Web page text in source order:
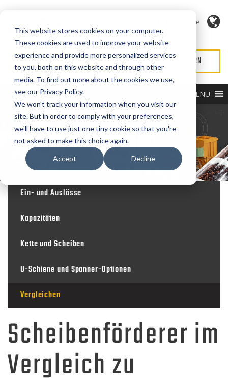
This website stores cookies on your computer.
These cookies are used to improve your website
experience and provide more personalized services
to you, both on this website and through other
media. To find out more about the cookies we use,
see our Privacy Policy.
We won't track your information when you visit our
site. But in order to comply with your preferences,
we'll have to use just one tiny cookie so that you're
not asked to make this choice again.
Accept Decline
Sprache
ANGEBOT ANFORDERN SERVICE ANFORDERN
MENU
Ein- und Auslässe
Kapazitäten
Kette und Scheiben
U-Schiene und Spanner-Optionen
Vergleichen
Scheibenförderer im
Vergleich zu